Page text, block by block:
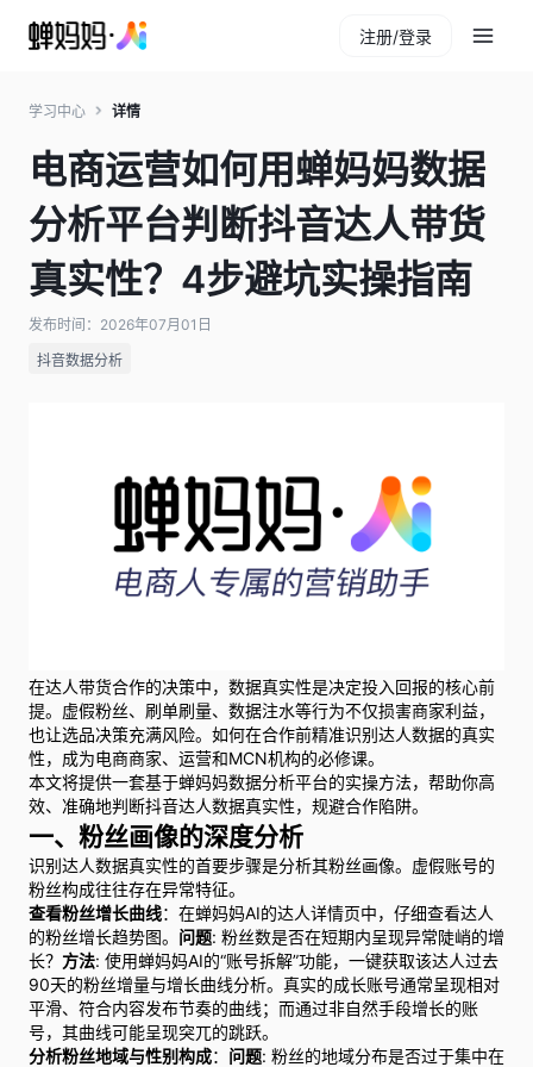
注册/登录
学习中心 详情
电商运营如何用蝉妈妈数据
分析平台判断抖音达人带货
真实性？4步避坑实操指南
发布时间：2026年07月01日
抖音数据分析
在达人带货合作的决策中，数据真实性是决定投入回报的核心前
提。虚假粉丝、刷单刷量、数据注水等行为不仅损害商家利益，
也让选品决策充满风险。如何在合作前精准识别达人数据的真实
性，成为电商商家、运营和MCN机构的必修课。
本文将提供一套基于蝉妈妈数据分析平台的实操方法，帮助你高
效、准确地判断抖音达人数据真实性，规避合作陷阱。
一、粉丝画像的深度分析
识别达人数据真实性的首要步骤是分析其粉丝画像。虚假账号的
粉丝构成往往存在异常特征。
查看粉丝增长曲线：在蝉妈妈AI的达人详情页中，仔细查看达人
的粉丝增长趋势图。 问题: 粉丝数是否在短期内呈现异常陡峭的增
长？ 方法: 使用蝉妈妈AI的“账号拆解”功能，一键获取该达人过去
90天的粉丝增量与增长曲线分析。真实的成长账号通常呈现相对
平滑、符合内容发布节奏的曲线；而通过非自然手段增长的账
号，其曲线可能呈现突兀的跳跃。
分析粉丝地域与性别构成： 问题: 粉丝的地域分布是否过于集中在